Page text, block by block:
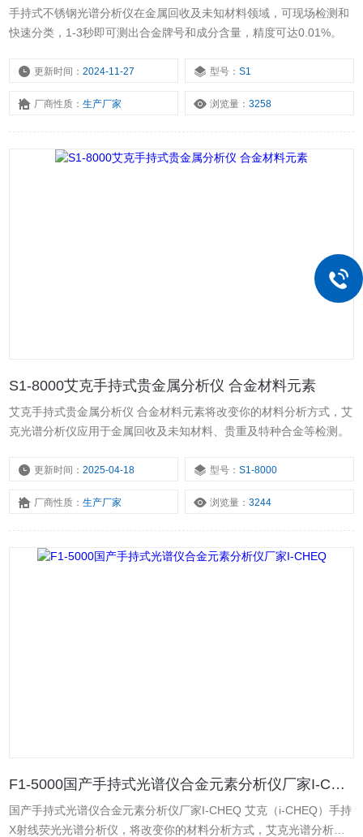
手持式不锈钢光谱分析仪在金属回收及未知材料领域，可现场检测和
快速分类，1-3秒即可测出合金牌号和成分含量，精度可达0.01%。
更新时间：2024-11-27 型号：S1
厂商性质：生产厂家 浏览量：3258
S1-8000艾克手持式贵金属分析仪 合金材料元素
艾克手持式贵金属分析仪 合金材料元素将改变你的材料分析方式，艾
克光谱分析仪应用于金属回收及未知材料、贵重及特种合金等检测。
更新时间：2025-04-18 型号：S1-8000
厂商性质：生产厂家 浏览量：3244
F1-5000国产手持式光谱仪合金元素分析仪厂家I-CHEQ
国产手持式光谱仪合金元素分析仪厂家I-CHEQ 艾克（i-CHEQ）手持
X射线荧光光谱分析仪，将改变你的材料分析方式，艾克光谱分析仪